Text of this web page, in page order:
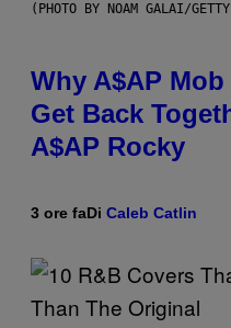
(PHOTO BY NOAM GALAI/
Why A$AP
Get Back
A$AP Rocky
3 ore faDi Caleb Catlin